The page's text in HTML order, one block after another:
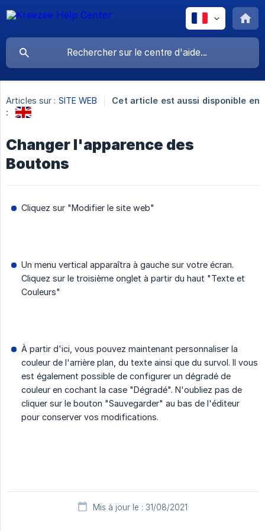
Articles sur : SITE WEB
Cet article est aussi disponible en
:
Changer l'apparence des
Boutons
Cliquez sur "Modifier le site web"
Un menu vertical apparaîtra à gauche sur votre écran.
Cliquez sur le troisième onglet à partir du haut "Texte et
Couleurs"
À partir d'ici, vous pouvez maintenant personnaliser la
couleur de l'arrière plan, du texte ainsi que du survol. Il vous
est également possible de configurer un dégradé de
couleur en cochant la case "Dégradé". N'oubliez pas de
cliquer sur le bouton "Sauvegarder" au bas de l'éditeur
pour conserver vos modifications.
Mis à jour le : 31/08/2021